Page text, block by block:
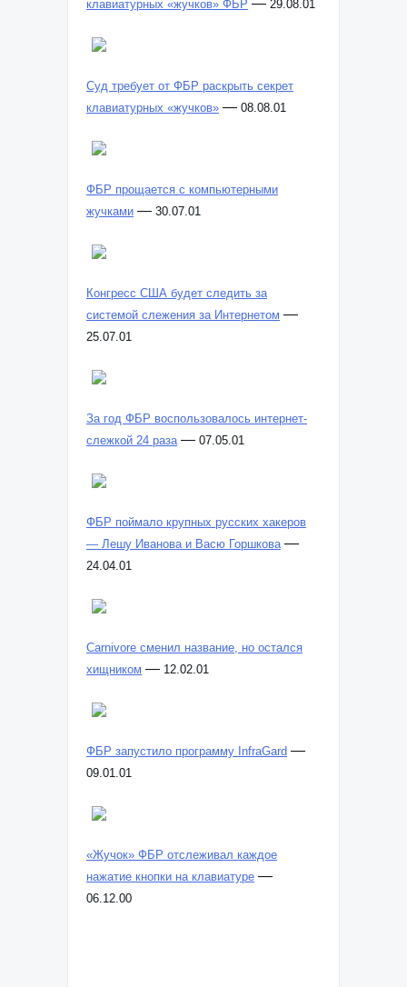
клавиатурных «жучков» ФБР — 29.08.01
Суд требует от ФБР раскрыть секрет
клавиатурных «жучков» — 08.08.01
ФБР прощается с компьютерными
жучками — 30.07.01
Конгресс США будет следить за
системой слежения за Интернетом —
25.07.01
За год ФБР воспользовалось интернет-
слежкой 24 раза — 07.05.01
ФБР поймало крупных русских хакеров
— Лешу Иванова и Васю Горшкова —
24.04.01
Carnivore сменил название, но остался
хищником — 12.02.01
ФБР запустило программу InfraGard —
09.01.01
«Жучок» ФБР отслеживал каждое
нажатие кнопки на клавиатуре —
06.12.00